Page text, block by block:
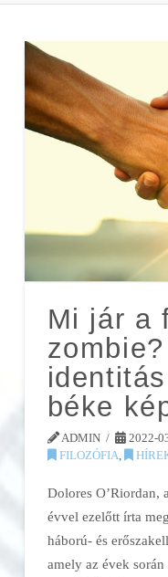
Mi jár a
béke
ADMIN
2022-
FILOZÓFIA
Dolores O’Riordan, a
évvel ezelőtt írta
háború- és
amely az évek